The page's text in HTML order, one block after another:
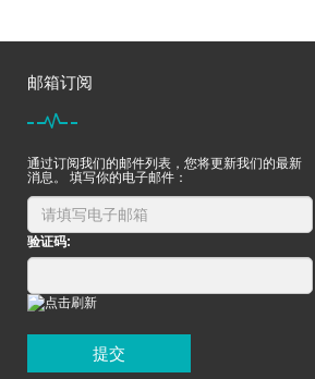
邮箱订阅
通过订阅我们的邮件列表，您将更新我们的最新
消息。 填写你的电子邮件：
验证码:
提交